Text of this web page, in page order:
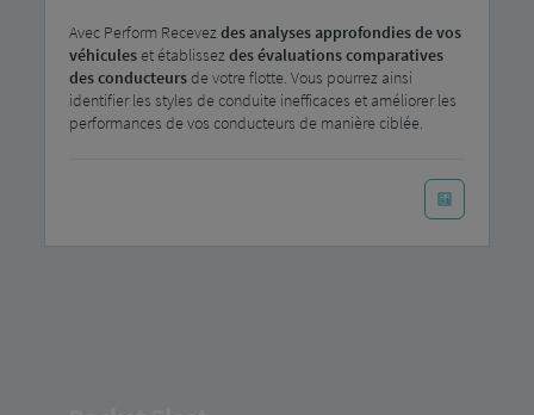
Avec Perform Recevez des analyses approfondies de vos
véhiculeset établissez des évaluations comparatives
des conducteursde votre flotte. Vous pourrez ainsi
identifier les styles de conduite inefficaces et améliorer les
performances de vos conducteurs de manière ciblée.